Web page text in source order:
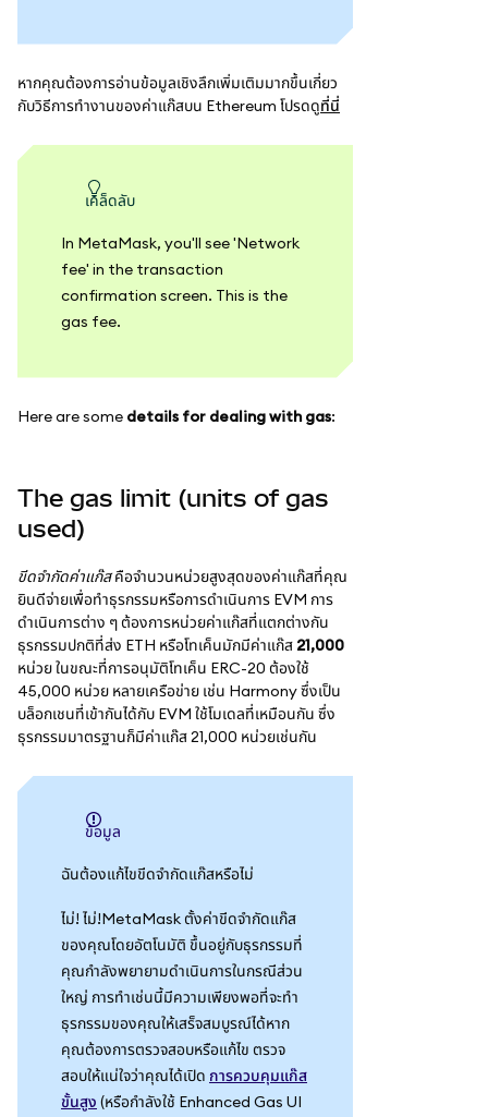
หากคุณต้องการอ่านข้อมูลเชิงลึกเพิ่มเติมมากขึ้นเกี่ยว
กับวิธีการทำงานของค่าแก๊สบน Ethereum โปรดดูที่นี่
เคล็ดลับ
In MetaMask, you'll see 'Network
fee' in the transaction
confirmation screen. This is the
gas fee.
Here are some details for dealing with gas:
The gas limit (units of gas
used)
ขีดจำกัดค่าแก๊สคือจำนวนหน่วยสูงสุดของค่าแก๊สที่คุณ
ยินดีจ่ายเพื่อทำธุรกรรมหรือการดำเนินการ EVM การ
ดำเนินการต่าง ๆ ต้องการหน่วยค่าแก๊สที่แตกต่างกัน
ธุรกรรมปกติที่ส่ง ETH หรือโทเค็นมักมีค่าแก๊ส 21,000
หน่วย ในขณะที่การอนุมัติโทเค็น ERC-20 ต้องใช้
45,000 หน่วย หลายเครือข่าย เช่น Harmony ซึ่งเป็น
บล็อกเชนที่เข้ากันได้กับ EVM ใช้โมเดลที่เหมือนกัน ซึ่ง
ธุรกรรมมาตรฐานก็มีค่าแก๊ส 21,000 หน่วยเช่นกัน
ข้อมูล
ฉันต้องแก้ไขขีดจำกัดแก๊สหรือไม่
ไม่! ไม่!MetaMask ตั้งค่าขีดจำกัดแก๊ส
ของคุณโดยอัตโนมัติ ขึ้นอยู่กับธุรกรรมที่
คุณกำลังพยายามดำเนินการในกรณีส่วน
ใหญ่ การทำเช่นนี้มีความเพียงพอที่จะทำ
ธุรกรรมของคุณให้เสร็จสมบูรณ์ได้หาก
คุณต้องการตรวจสอบหรือแก้ไข ตรวจ
สอบให้แน่ใจว่าคุณได้เปิด การควบคุมแก๊ส
ขั้นสูง (หรือกำลังใช้ Enhanced Gas UI